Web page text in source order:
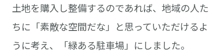
土地を購入し整備するのであれば、地域の人た
ちに「素敵な空間だな」と思っていただけるよ
うに考え、「緑ある駐車場」にしました。